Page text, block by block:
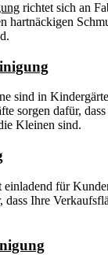
richtet sich an
hartnäckigen
sind in
sorgen dafür,
Kleinen sind.
einladend für
dass Ihre